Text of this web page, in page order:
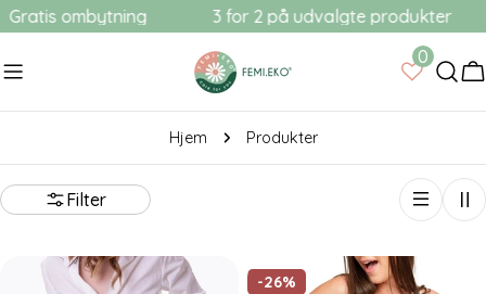
Gå
indhold
ombytning 3 for 2 på udvalgte produkter
0
Hjem Produkter
Filter
-26%